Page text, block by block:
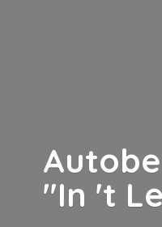
"In 't